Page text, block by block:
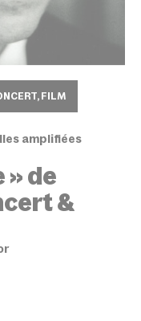
FILM
amplifiées
» de
&